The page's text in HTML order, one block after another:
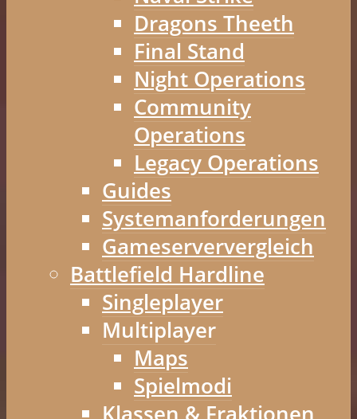
Dragons Theeth
Final Stand
Night Operations
Community
Operations
Legacy Operations
Guides
Systemanforderungen
Gameserververgleich
Battlefield Hardline
Singleplayer
Multiplayer
Maps
Spielmodi